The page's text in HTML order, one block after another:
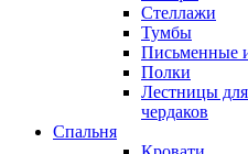
Стеллажи
Тумбы
Письменные
Полки
Лестницы
чердаков
Спальня